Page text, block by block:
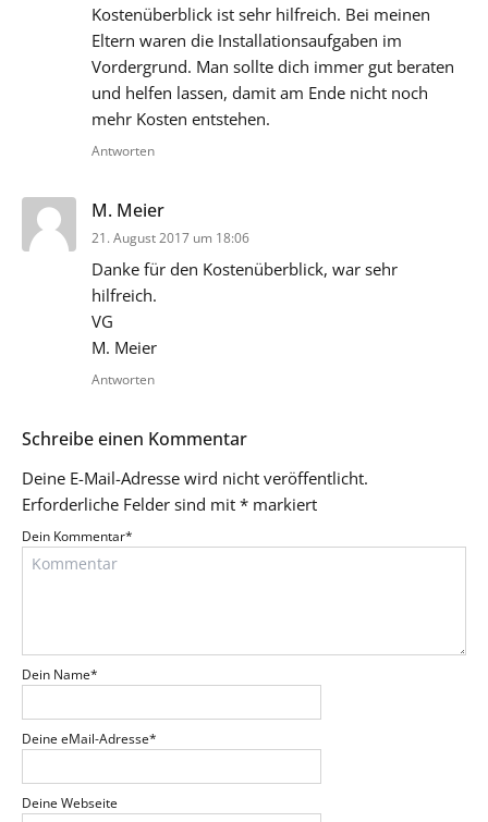
Kostenüberblick ist sehr hilfreich. Bei meinen
Eltern waren die Installationsaufgaben im
Vordergrund. Man sollte dich immer gut beraten
und helfen lassen, damit am Ende nicht noch
mehr Kosten entstehen.
Antworten
M. Meier
21. August 2017 um 18:06
Danke für den Kostenüberblick, war sehr
hilfreich.
VG
M. Meier
Antworten
Schreibe einen Kommentar
Deine E-Mail-Adresse wird nicht veröffentlicht.
Erforderliche Felder sind mit * markiert
Dein Kommentar*
Dein Name*
Deine eMail-Adresse*
Deine Webseite